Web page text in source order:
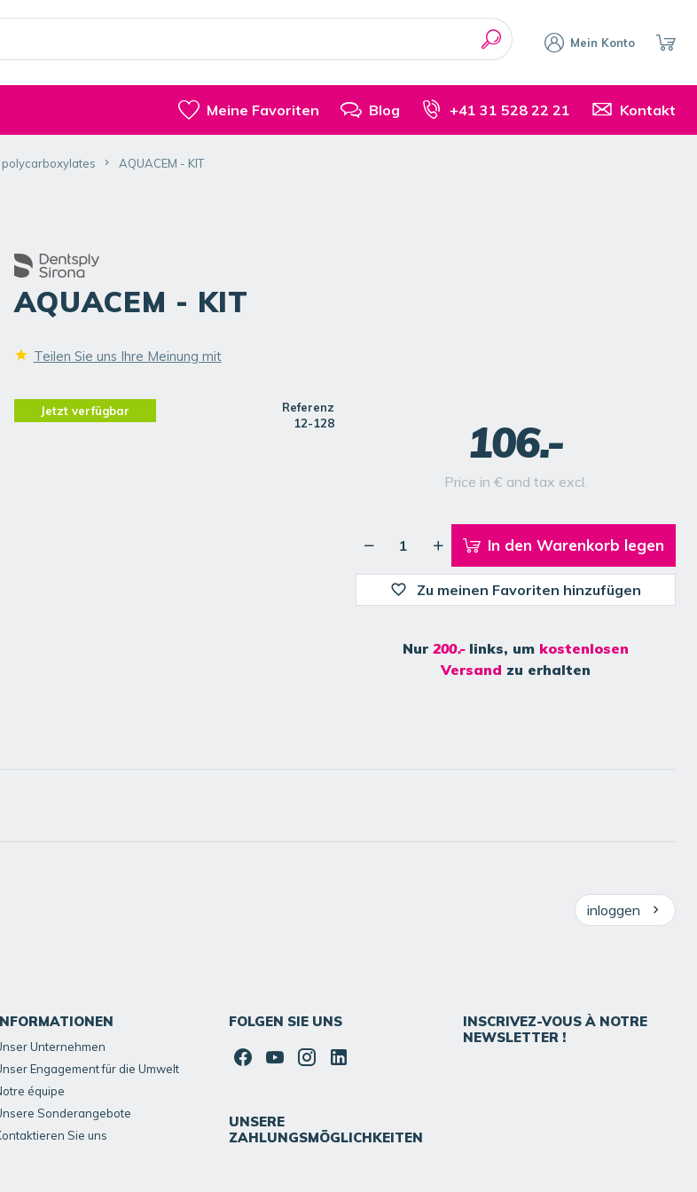
Mein Konto
Meine Favoriten Blog Kontakt
+41 31 528 22 21
polycarboxylates AQUACEM - KIT
AQUACEM - KIT
Teilen Sie uns Ihre Meinung mit
106.-
Price in € and tax excl.
Jetzt verfügbar
Referenz
12-128
In den Warenkorb legen
Zu meinen Favoriten hinzufügen
Nur 200.-links, um kostenlosen
Versand zu erhalten
inloggen
Unternehmen
Engagement für die Umwelt
équipe
Sonderangebote
Sie uns
FOLGEN SIE UNS
UNSERE
ZAHLUNGSMÖGLICHKEITEN
INSCRIVEZ-VOUS À NOTRE
NEWSLETTER !